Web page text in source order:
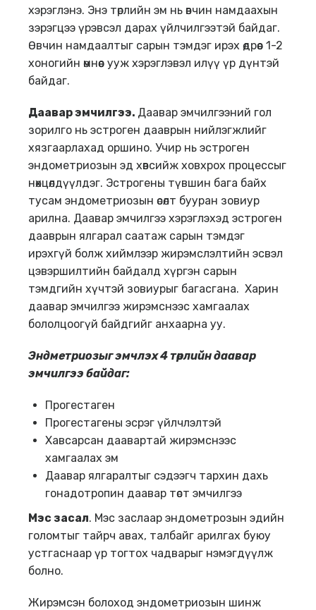
хэрэглэнэ. Энэ төрлийн эм нь өвчин намдаахын
зэрэгцээ үрэвсэл дарах үйлчилгээтэй байдаг.
Өвчин намдаалтыг сарын тэмдэг ирэх өдрөөс 1-2
хоногийн өмнөөс ууж хэрэглэвэл илүү үр дүнтэй
байдаг.
Даавар эмчилгээ. Даавар эмчилгээний гол
зорилго нь эстроген дааврын нийлэгжлийг
хязгаарлахад оршино. Учир нь эстроген
эндометриозын эд хөвсийж ховхрох процессыг
нөхцөлдүүлдэг. Эстрогены түвшин бага байх
тусам эндометриозын өсөлт бууран зовиур
арилна. Даавар эмчилгээ хэрэглэхэд эстроген
дааврын ялгарал саатаж сарын тэмдэг
ирэхгүй болж хиймлээр жирэмслэлтийн эсвэл
цэвэршилтийн байдалд хүргэн сарын
тэмдгийн хүчтэй зовиурыг багасгана. Харин
даавар эмчилгээ жирэмснээс хамгаалах
бололцоогүй байдгийг анхаарна уу.
Эндметриозыг эмчлэх 4 төрлийн даавар
эмчилгээ байдаг:
Прогестаген
Прогестагены эсрэг үйлчлэлтэй
Хавсарсан даавартай жирэмснээс
хамгаалах эм
Даавар ялгаралтыг сэдээгч тархин дахь
гонадотропин даавар төст эмчилгээ
Мэс засал. Мэс заслаар эндометрозын эдийн
голомтыг тайрч авах, талбайг арилгах буюу
устгаснаар үр тогтох чадварыг нэмэгдүүлж
болно.
Жирэмсэн болоход эндометриозын шинж